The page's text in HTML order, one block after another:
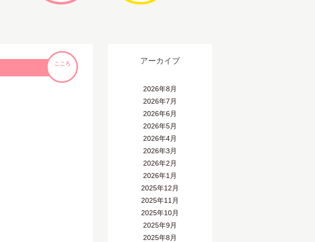
こころ アーカイブ
2026年8月
2026年7月
2026年6月
2026年5月
2026年4月
2026年3月
2026年2月
2026年1月
2025年12月
2025年11月
2025年10月
2025年9月
2025年8月